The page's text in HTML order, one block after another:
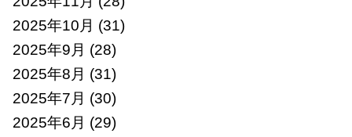
2025年10月 (31)
2025年9月 (28)
2025年8月 (31)
2025年7月 (30)
2025年6月 (29)